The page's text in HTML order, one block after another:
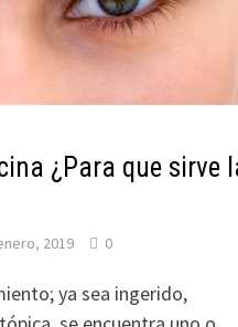
¿Para que sirve
2019 0
ya sea ingerido,